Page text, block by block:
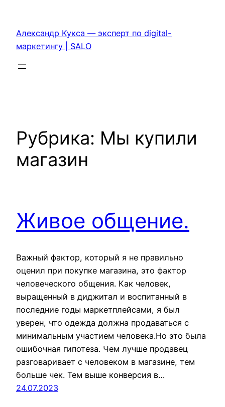
содержимому
Александр Кукса — эксперт по digital-
маркетингу | SALO
Рубрика: Мы купили
магазин
Живое общение.
Важный фактор, который я не правильно
оценил при покупке магазина, это фактор
человеческого общения. Как человек,
выращенный в диджитал и воспитанный в
последние годы маркетплейсами, я был
уверен, что одежда должна продаваться с
минимальным участием человека.Но это была
ошибочная гипотеза. Чем лучше продавец
разговаривает с человеком в магазине, тем
больше чек. Тем выше конверсия в…
24.07.2023